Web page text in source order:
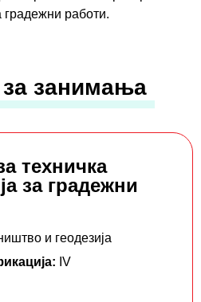
градежни работи.
занимања
техничка
за градежни
и геодезија
IV